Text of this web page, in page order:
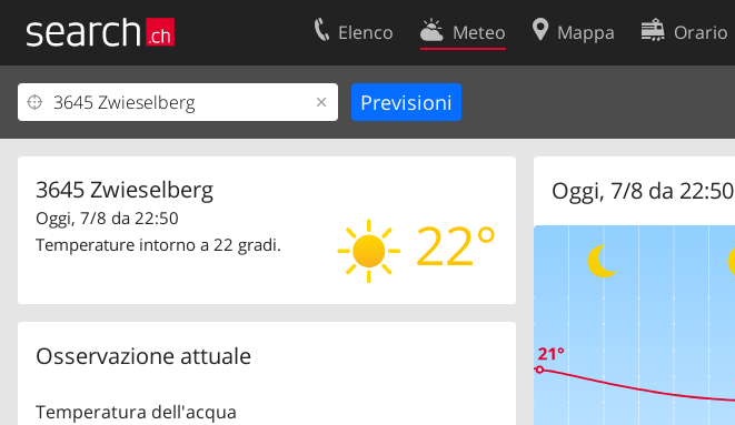
Elenco Meteo Mappa Orario
3645 Zwieselberg
22°
Oggi, 7/8 da 22:50
Temperature intorno a 22 gradi.
Osservazione attuale
Temperatura dell'acqua
Oggi, 7/8 da 22:50
Il vostro profolio
Area clienti
Informazioni Legali
Contatti
Condizioni d’uso